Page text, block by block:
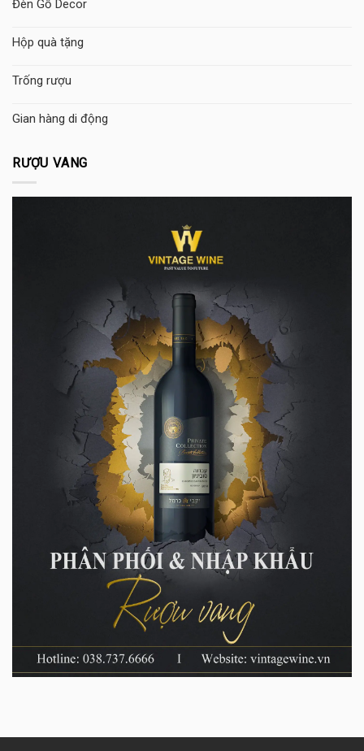
Đèn Gỗ Decor
Hộp quà tặng
Trống rượu
Gian hàng di động
RƯỢU VANG